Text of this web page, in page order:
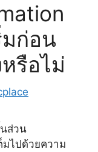
มก่อน
รือไม่
นส่วน
มไปด้วยความ